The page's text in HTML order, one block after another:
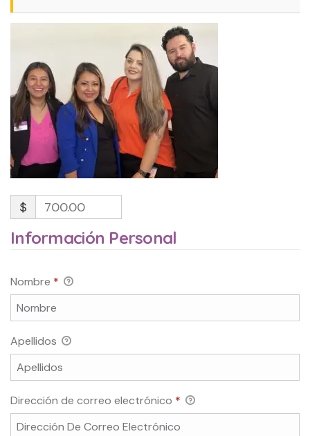
$ 700.00
Información Personal
Nombre *
Apellidos
Dirección de correo electrónico *